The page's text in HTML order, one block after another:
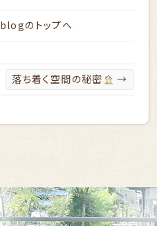
blogのトップへ
落ち着く空間の秘密 →